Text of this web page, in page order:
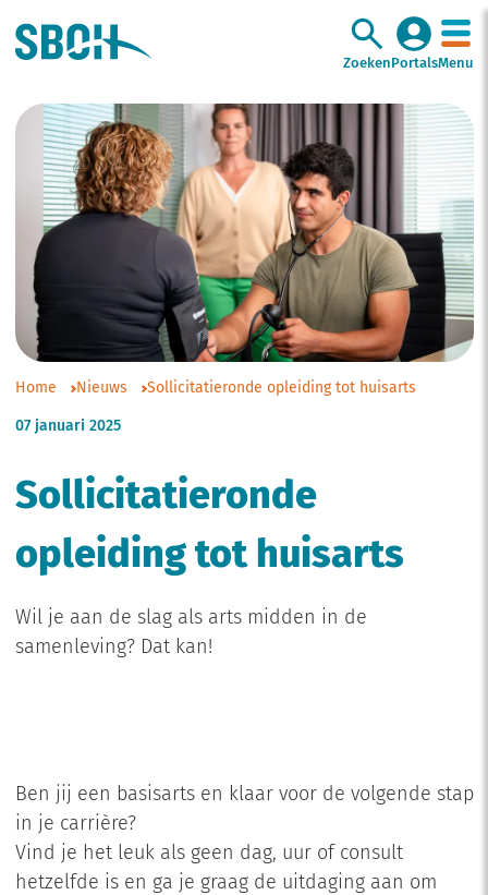
Zoeken PortalsMenu
Home Nieuws Sollicitatieronde opleiding tot huisarts
07 januari 2025
Sollicitatieronde
opleiding tot huisarts
Wil je aan de slag als arts midden in de
samenleving? Dat kan!
Ben jij een basisarts en klaar voor de volgende stap
in je carrière?
Vind je het leuk als geen dag, uur of consult
hetzelfde is en ga je graag de uitdaging aan om